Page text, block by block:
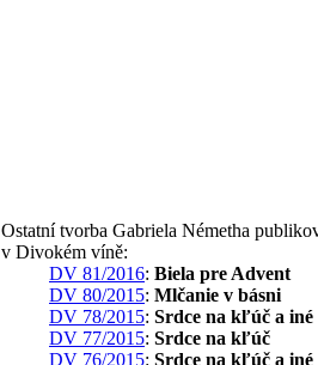
Ostatní tvorba Gabriela Németha
v Divokém víně:
DV 81/2016: Biela pre Advent
DV 80/2015: Mlčanie v básni
DV 78/2015: Srdce na kľúč a iné
DV 77/2015: Srdce na kľúč
DV 76/2015: Srdce na kľúč a iné